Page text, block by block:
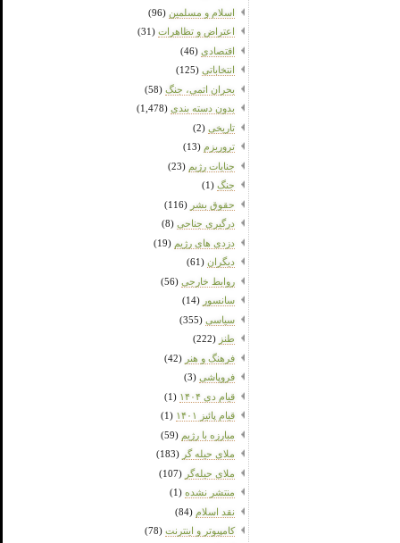
اسلام و مسلمین (96)
اعتراض و تظاهرات (31)
اقتصادی (46)
انتخاباتی (125)
بحران اتمی، جنگ (58)
بدون دسته بندی (1,478)
تاریخی (2)
تروریزم (13)
جنایات رژیم (23)
جنگ (1)
حقوق بشر (116)
درگیری جناحی (8)
دزدی های رژیم (19)
دیگران (61)
روابط خارجی (56)
سانسور (14)
سیاسی (355)
طنز (222)
فرهنگ و هنر (42)
فروپاشی (3)
قیام دی ۱۴۰۴
(1)
قیام پائیز ۱۴۰۱
(1)
مبارزه با رژیم (59)
ملای حیله گر (183)
ملای حیله‌گر (107)
منتشر نشده (1)
نقد اسلام (84)
کامپیوتر و اینترنت (78)